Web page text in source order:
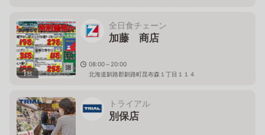
1枚
全日食チェーン
加藤 商店
08:00～20:00
北海道釧路郡釧路町昆布森１丁目１１４
トライアル
別保店